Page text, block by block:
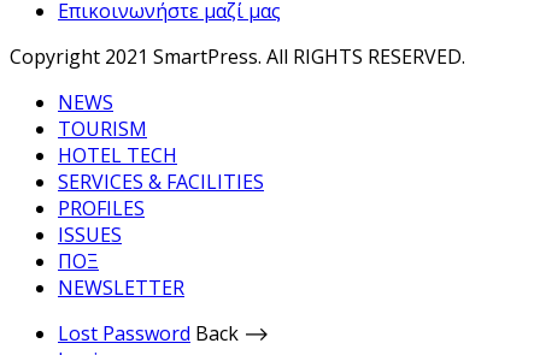
Επικοινωνήστε μαζί μας
Copyright 2021 SmartPress. All RIGHTS RESERVED.
NEWS
TOURISM
HOTEL TECH
SERVICES & FACILITIES
PROFILES
ISSUES
ΠΟΞ
NEWSLETTER
Lost Password Back ⟶